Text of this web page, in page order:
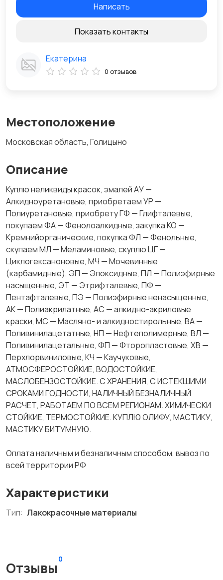
Местоположение
Московская область, Голицыно
Описание
Куплю неликвиды красок, эмалей АУ —
Алкидноуретановые, приобретаем УР —
Полиуретановые, приобрету ГФ — Глифталевые,
покупаем ФА — Фенолоалкидные, закупка КО —
Кремнийорганические, покупка ФЛ — Фенольные,
скупаем МЛ — Меламиновые, скуплю ЦГ —
Циклогексаноновые, МЧ — Мочевинные
(карбамидные), ЭП — Эпоксидные, ПЛ — Полиэфирные
насыщенные, ЭТ — Этрифталевые, ПФ —
Пентафталевые, ПЭ — Полиэфирные ненасыщенные,
АК — Полиакрилатные, АС — алкидно-акриловые
краски, МС — Масляно- и алкидностирольные, ВА —
Поливинилацетатные, НП — Нефтеполимерные, ВЛ —
Поливинилацетальные, ФП — Фторопластовые, ХВ —
Перхлорвиниловые, КЧ — Каучуковые,
АТМОСФЕРОСТОЙКИЕ, ВОДОСТОЙКИЕ,
МАСЛОБЕНЗОСТОЙКИЕ. С ХРАНЕНИЯ, С ИСТЕКШИМИ
СРОКАМИ ГОДНОСТИ, НАЛИЧНЫЙ БЕЗНАЛИЧНЫЙ
РАСЧЕТ, РАБОТАЕМ ПО ВСЕМ РЕГИОНАМ. ХИМИЧЕСКИ
СТОЙКИЕ, ТЕРМОСТОЙКИЕ. КУПЛЮ ОЛИФУ, МАСТИКУ,
МАСТИКУ БИТУМНУЮ.
Оплата наличным и безналичным способом, вывоз по
всей территории РФ
Характеристики
Тип: Лакокрасочные материалы
Отзывы
0
Написать
Показать контакты
Екатерина
0 отзывов